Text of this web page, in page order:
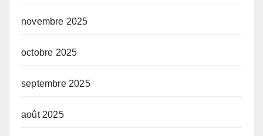
novembre 2025
octobre 2025
septembre 2025
août 2025